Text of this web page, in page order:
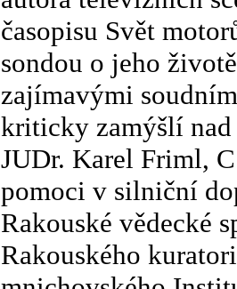
časopisu Svět
sondou o jeho
zajímavými
kriticky zamýšlí nad
JUDr. Karel Friml,
pomoci v silniční
Rakouské vědecké
Rakouského